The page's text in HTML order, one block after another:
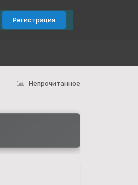
Регистрация
Непрочитанное